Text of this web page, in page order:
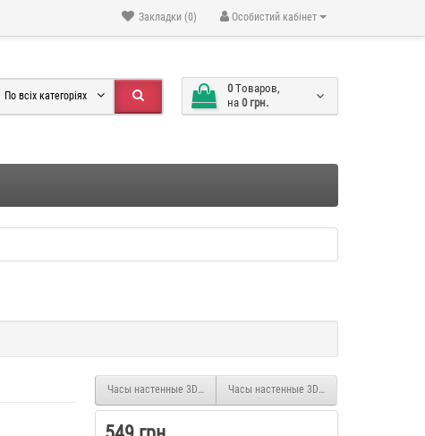
Особистий кабінет
Закладки (0)
0 Tоваров,
на 0 грн.
По всіх категоріях
Часы настенные 3D "DIY" ZH015 СРЕДНИЕ серебро
Часы настенные 3D "DIY" ZH012